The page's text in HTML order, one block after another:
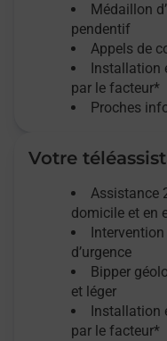
Médaillon
pendentif
Appels de
Installation
par le facteur*
Proches
Votre
Assistance
domicile et en
d’urgence
Bipper
et léger
Installation
par le facteur*